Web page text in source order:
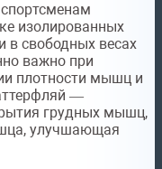
изолированных
в свободных весах
важно при
плотности мышц и
—
грудных мышц,
улучшающая